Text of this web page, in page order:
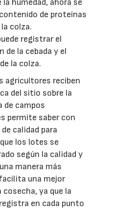
humedad, ahora se
de proteínas
colza.
registrar el
de la cebada y el
la colza.
agricultores reciben
del sitio sobre la
de campos
permite saber con
calidad para
los lotes se
según la calidad y
manera más
una mejor
ya que la
en cada punto